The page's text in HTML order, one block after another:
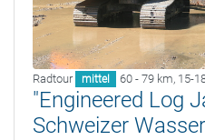
Radtour mittel 60 - 79 km, 15-
"Engineered Log
Schweizer